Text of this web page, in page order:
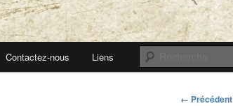
Contactez-nous Liens
Navigation
← Précédent